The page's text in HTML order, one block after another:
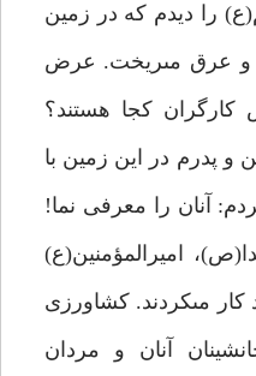
را ديدم كه در زمين
و عرق مى‏ريخت. عرض
كجا هستند؟
و پدرم در اين زمين با
آنان را معرفى نما!
اميرالمؤمنين(ع)
مى‏كردند. كشاورزى
آنان و مردان